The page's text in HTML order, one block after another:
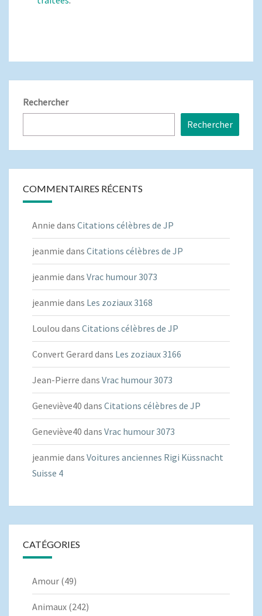
Rechercher
Rechercher
COMMENTAIRES RÉCENTS
Annie dans Citations célèbres de JP
jeanmie dans Citations célèbres de JP
jeanmie dans Vrac humour 3073
jeanmie dans Les zoziaux 3168
Loulou dans Citations célèbres de JP
Convert Gerard dans Les zoziaux 3166
Jean-Pierre dans Vrac humour 3073
Geneviève40 dans Citations célèbres de JP
Geneviève40 dans Vrac humour 3073
jeanmie dans Voitures anciennes Rigi Küssnacht
Suisse 4
CATÉGORIES
Amour (49)
Animaux (242)